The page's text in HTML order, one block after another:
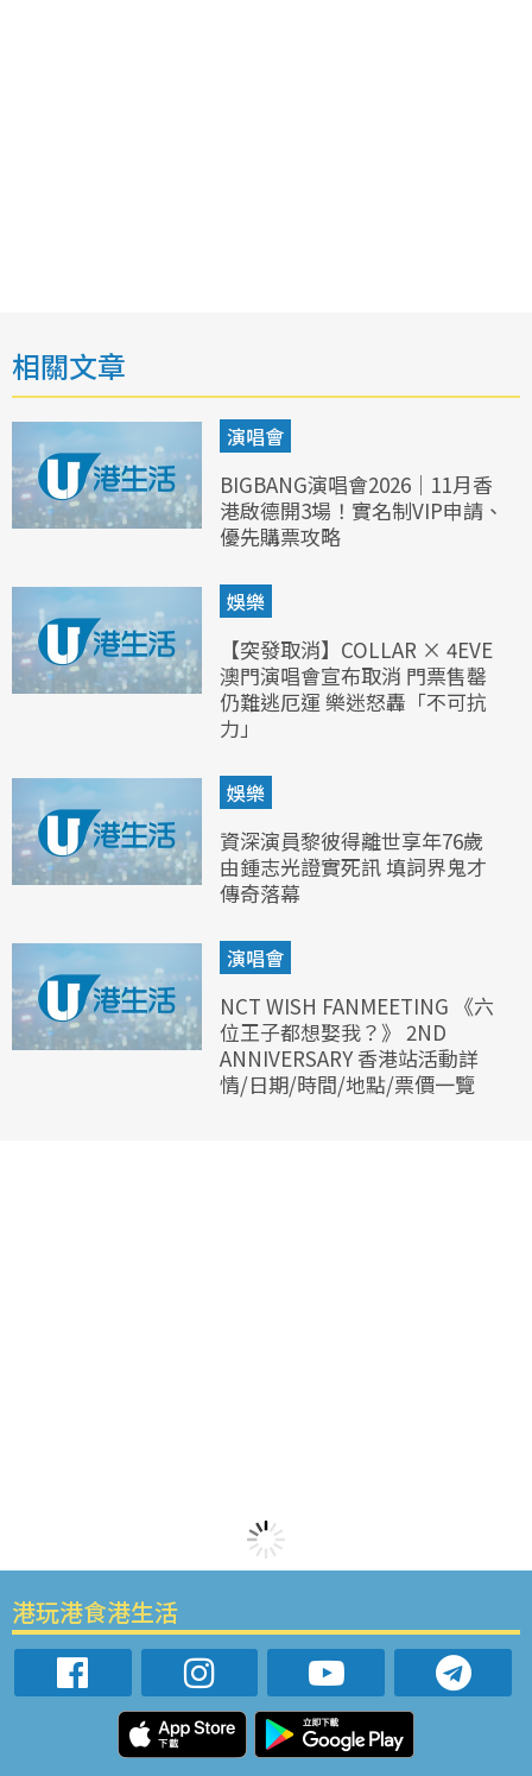
相關文章
演唱會
BIGBANG演唱會2026｜11月香
港啟德開3場！實名制VIP申請、
優先購票攻略
娛樂
【突發取消】COLLAR × 4EVE
澳門演唱會宣布取消 門票售罄
仍難逃厄運 樂迷怒轟「不可抗
力」
娛樂
資深演員黎彼得離世享年76歲
由鍾志光證實死訊 填詞界鬼才
傳奇落幕
演唱會
NCT WISH FANMEETING 《六
位王子都想娶我？》 2ND
ANNIVERSARY 香港站活動詳
情/日期/時間/地點/票價一覽
港玩港食港生活